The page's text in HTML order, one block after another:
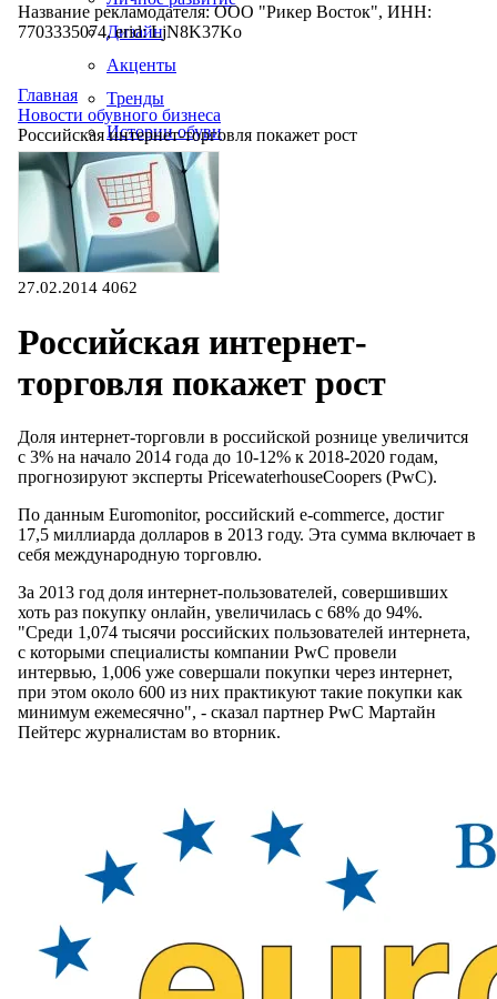
Дизайн
Акценты
Тренды
Истории обуви
Производство
Название рекламодателя: ООО "Рикер Восток", ИНН:
7703335074, erid: LjN8K37Ko
Главная
Новости обувного бизнеса
Российская интернет-торговля покажет рост
27.02.2014 4062
Российская интернет-
торговля покажет рост
Доля интернет-торговли в российской рознице увеличится
с 3% на начало 2014 года до 10-12% к 2018-2020 годам,
прогнозируют эксперты PricewaterhouseCoopers (PwC).
По данным Euromonitor, российский e-commerce, достиг
17,5 миллиарда долларов в 2013 году. Эта сумма включает в
себя международную торговлю.
За 2013 год доля интернет-пользователей, совершивших
хоть раз покупку онлайн, увеличилась с 68% до 94%.
"Среди 1,074 тысячи российских пользователей интернета,
с которыми специалисты компании PwC провели
интервью, 1,006 уже совершали покупки через интернет,
при этом около 600 из них практикуют такие покупки как
минимум ежемесячно", - сказал партнер PwC Мартайн
Пейтерс журналистам во вторник.